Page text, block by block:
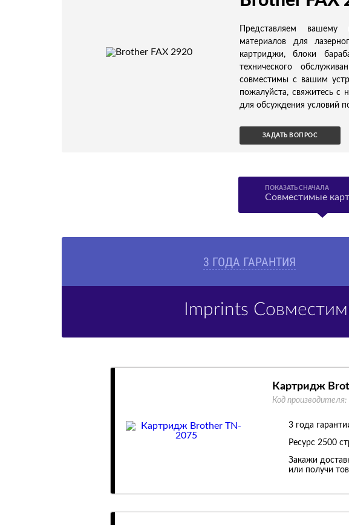
Представляем
материалов для
картриджи, блоки
технического
совместимы с вашим
пожалуйста, свяжитесь
для обсуждения условий
ЗАДАТЬ ВОПРОС
ПОКАЗАТЬ СНАЧАЛА
Совместимые
3 ГОДА ГАРАНТИЯ
Imprints
Картридж
Код производителя:
3 года
Ресурс 2500
Закажи
или получи